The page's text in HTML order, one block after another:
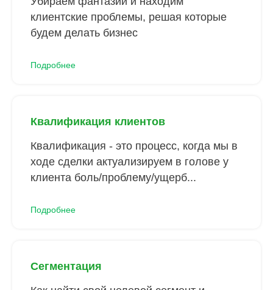
клиентские проблемы, решая которые
будем делать бизнес
Подробнее
Квалификация клиентов
Квалификация - это процесс, когда мы в
ходе сделки актуализируем в голове у
клиента боль/проблему/ущерб...
Подробнее
Сегментация